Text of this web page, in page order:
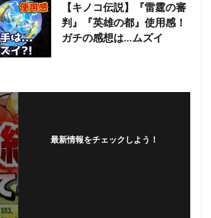
【キノコ伝説】『雷霆の審
判』『英雄の都』使用感！
ガチの感想は…ムズイ
最新情報をチェックしよう！